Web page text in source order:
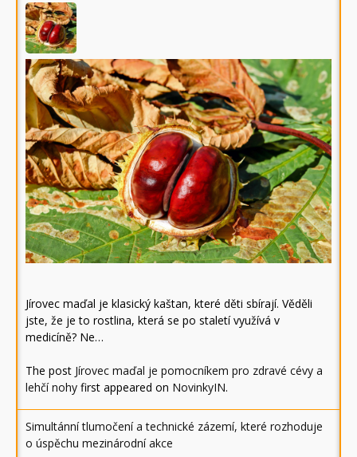
Jírovec maďal je klasický kaštan, které děti sbírají. Věděli
jste, že je to rostlina, která se po staletí využívá v
medicíně? Ne…
The post Jírovec maďal je pomocníkem pro zdravé cévy a
lehčí nohy first appeared on NovinkyIN.
Simultánní tlumočení a technické zázemí, které rozhoduje
o úspěchu mezinárodní akce